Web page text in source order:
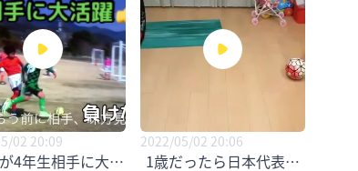
02 20:09
4年生相手に大活躍！
2022/05/02 20:06
1歳だったら日本代表になれる